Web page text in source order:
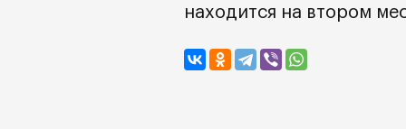
находится на втором